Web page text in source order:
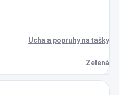
Ucha a popruhy na tašky
Zelená